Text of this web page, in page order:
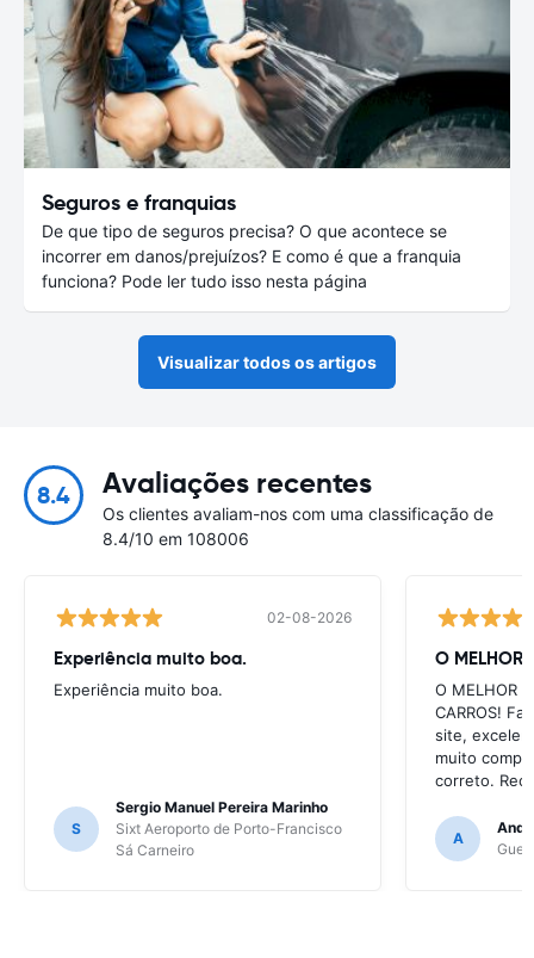
Seguros e franquias
De que tipo de seguros precisa? O que acontece se
incorrer em danos/prejuízos? E como é que a franquia
funciona? Pode ler tudo isso nesta página
Visualizar todos os artigos
8.4 Avaliações recentes
Os clientes avaliam-nos com uma classificação de
8.4/10 em 108006
02-08-2026
Experiência muito boa.
Experiência muito boa.
S
Sergio Manuel Pereira Marinho
Sixt Aeroporto de Porto-Francisco
Sá Carneiro
O MELHOR
O MELHOR
CARROS!
site,
muito
correto.
A